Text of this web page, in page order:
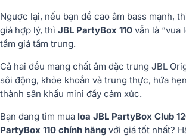
Ngược lại, nếu bạn đề cao âm bass mạnh,
giá hợp lý, thì JBL PartyBox 110 vẫn là “vua
tầm giá tầm trung.
Cả hai đều mang chất âm đặc trưng JBL
sôi động, khỏe khoắn và trung thực, hứa
thành sân khấu mini đầy cảm xúc.
Bạn đang tìm mua loa JBL PartyBox Club
PartyBox 110 chính hãng với giá tốt nhất?